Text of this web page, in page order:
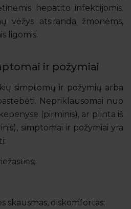
hepatito infekcijomis.
vėžys atsiranda žmonėms,
ligomis.
ir požymiai
simptomų ir požymių arba
Nepriklausomai nuo
(pirminis), ar plinta iš
simptomai ir požymiai yra
skausmas, diskomfortas;